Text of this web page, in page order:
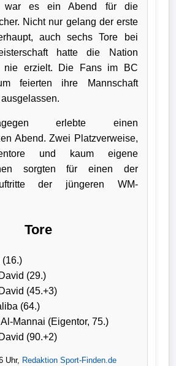
war es ein Abend für die
Nicht nur gelang der erste
auch sechs Tore bei
hatte die Nation
nie erzielt. Die Fans im BC
feierten ihre Mannschaft
erlebte einen
Abend. Zwei Platzverweise,
und kaum eigene
sorgten für einen der
der jüngeren WM-
Tore
(16.)
(29.)
(45.+3)
(64.)
Mannai (Eigentor, 75.)
(90.+2)
Uhr, Redaktion Sport-Finden.de